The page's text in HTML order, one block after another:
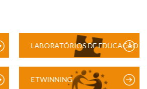
LABORATÓRIOS DE EDUCAÇÃO
ETWINNING